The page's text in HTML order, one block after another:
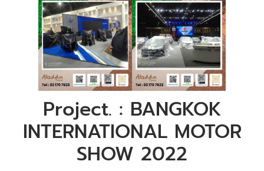
Project. : BANGKOK
INTERNATIONAL MOTOR
SHOW 2022